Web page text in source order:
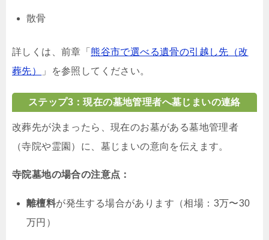
散骨
詳しくは、前章「熊谷市で選べる遺骨の引越し先（改
葬先）
」を参照してください。
ステップ3：現在の墓地管理者へ墓じまいの連絡
改葬先が決まったら、現在のお墓がある墓地管理者
（寺院や霊園）に、墓じまいの意向を伝えます。
寺院墓地の場合の注意点：
離檀料が発生する場合があります（相場：3万〜30
万円）